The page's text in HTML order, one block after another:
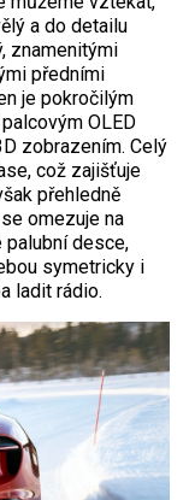
a do detailu
znamenitými
předními
je pokročilým
OLED
zobrazením. Celý
což zajišťuje
přehledně
omezuje na
palubní desce,
symetricky i
ladit rádio.